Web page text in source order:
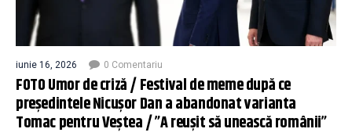
iunie 16, 2026 0 Comentariu
FOTO Umor de criză / Festival de meme după ce
președintele Nicușor Dan a abandonat varianta
Tomac pentru Veștea / ”A reușit să unească românii”